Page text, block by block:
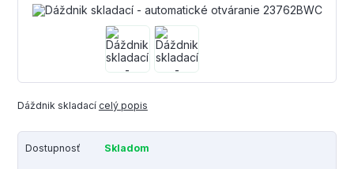
Dáždnik skladací celý popis
Dostupnosť Skladom